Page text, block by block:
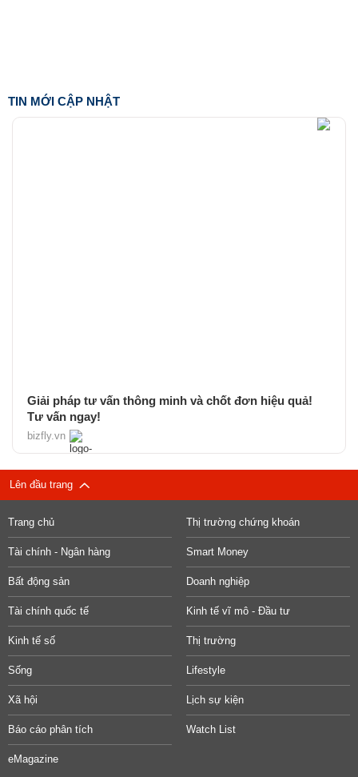
TIN MỚI CẬP NHẬT
Giải pháp tư vấn thông minh và chốt đơn hiệu quả!
Tư vấn ngay!
bizfly.vn
Lên đầu trang
Trang chủ Thị trường chứng khoán
Tài chính - Ngân hàng Smart Money
Bất động sản Doanh nghiệp
Tài chính quốc tế Kinh tế vĩ mô - Đầu tư
Kinh tế số Thị trường
Sống Lifestyle
Xã hội Lịch sự kiện
Báo cáo phân tích Watch List
eMagazine